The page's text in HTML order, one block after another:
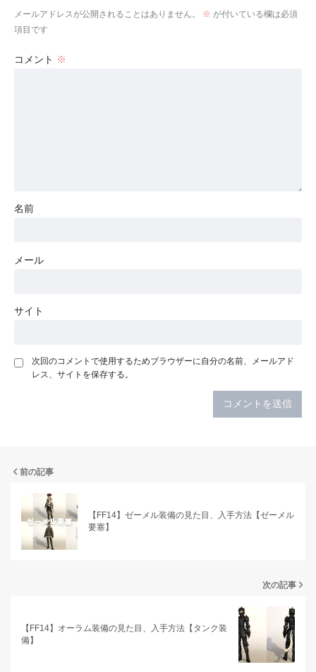
メールアドレスが公開されることはありません。 ※ が付いている欄は必須
項目です
コメント ※
名前
メール
サイト
次回のコメントで使用するためブラウザーに自分の名前、メールアド
レス、サイトを保存する。
前の記事
【FF14】ゼーメル装備の見た目、入手方法【ゼーメル
要塞】
次の記事
【FF14】オーラム装備の見た目、入手方法【タンク装
備】